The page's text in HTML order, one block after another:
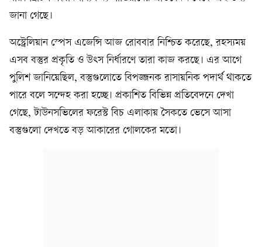
জানা গেছে।
অস্ট্রেলিয়ান স্পেস এজেন্সি আজ রোববার নিশ্চিত করেছে, রহস্যময়
এসব বস্তুর প্রকৃতি ও উৎস নির্ধারণে তারা কাজ করছে। এর আগে
পুলিশ জানিয়েছিল, বস্তুগুলোতে বিপজ্জনক রাসায়নিক পদার্থ থাকতে
পারে বলে সন্দেহ করা হচ্ছে। প্রকাশিত বিভিন্ন প্রতিবেদনে দেখা
গেছে, টাউনসভিলের ফরেস্ট বিচ এলাকায় সৈকতে ভেসে আসা
বস্তুগুলো দেখতে বড় আকারের গোলকের মতো।